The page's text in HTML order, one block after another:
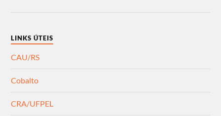
LINKS ÚTEIS
CAU/RS
Cobalto
CRA/UFPEL